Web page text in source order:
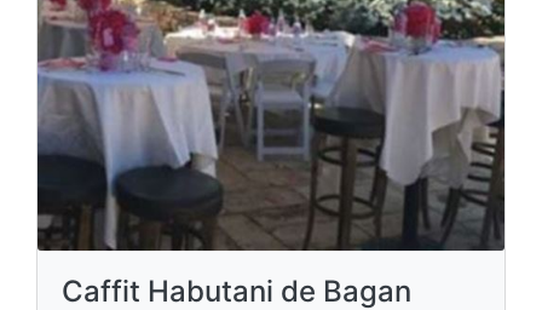
Caffit Habutani de Bagan